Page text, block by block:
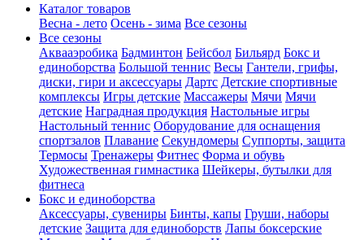
Каталог товаров
Весна - лето Осень - зима Все сезоны
Все сезоны
Аквааэробика Бадминтон Бейсбол Бильярд Бокс и
единоборства Большой теннис Весы Гантели, грифы,
диски, гири и аксессуары Дартс Детские спортивные
комплексы Игры детские Массажеры Мячи Мячи
детские Наградная продукция Настольные игры
Настольный теннис Оборудование для оснащения
спортзалов Плавание Секундомеры Суппорты, защита
Термосы Тренажеры Фитнес Форма и обувь
Художественная гимнастика Шейкеры, бутылки для
фитнеса
Бокс и единоборства
Аксессуары, сувениры Бинты, капы Груши, наборы
детские Защита для единоборств Лапы боксерские